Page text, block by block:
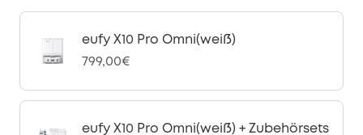
eufy X10 Pro Omni(weiß)
799,00€
eufy X10 Pro Omni(weiß) + Zubehörsets